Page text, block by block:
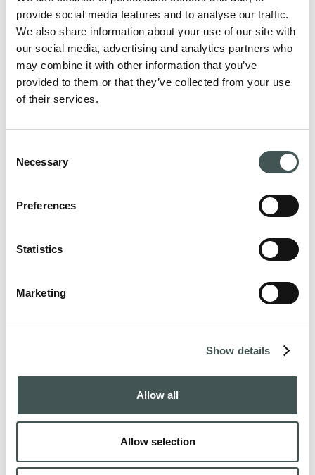
provide social media features and to analyse our traffic.
We also share information about your use of our site with
our social media, advertising and analytics partners who
may combine it with other information that you’ve
provided to them or that they’ve collected from your use
of their services.
Selection
Necessary
Preferences
Statistics
Marketing
Show details
Allow all
Allow selection
dr Egon Puuorg, õde Anneli Truupõld ja füsioterapeut
Gregor Pruunsild,“ kirjeldas üks uuringu läbiviijatest ja
1. kliinilise valdkonna juht professor Aare Märtson.
Liigeskõhre taastamiseks kasutati esmakordselt
teadusuuringu raames loodud COPLA® implantaati,
näidanud prekliinilistes uuringutes väga häid tulemusi.
), mille täidavad inimese enda rakud,
resorbeerub ehk asendub patsiendi enda kudedega 2–3
mm paksune ning tuleb vastavalt kõhre defekti kujule
kasutatakse mitut implantaadi kihti. Näites kõnealusel
defektiga, mille tõttu läks vaja koguni üheksa kihti,“
operatsioonijärgselt võimalik täisraskusega jalale
hindamiseks kaasatakse rahvusvahelise teadusuuringu
raames kuni kakskümmend patsienti, keda jälgitakse